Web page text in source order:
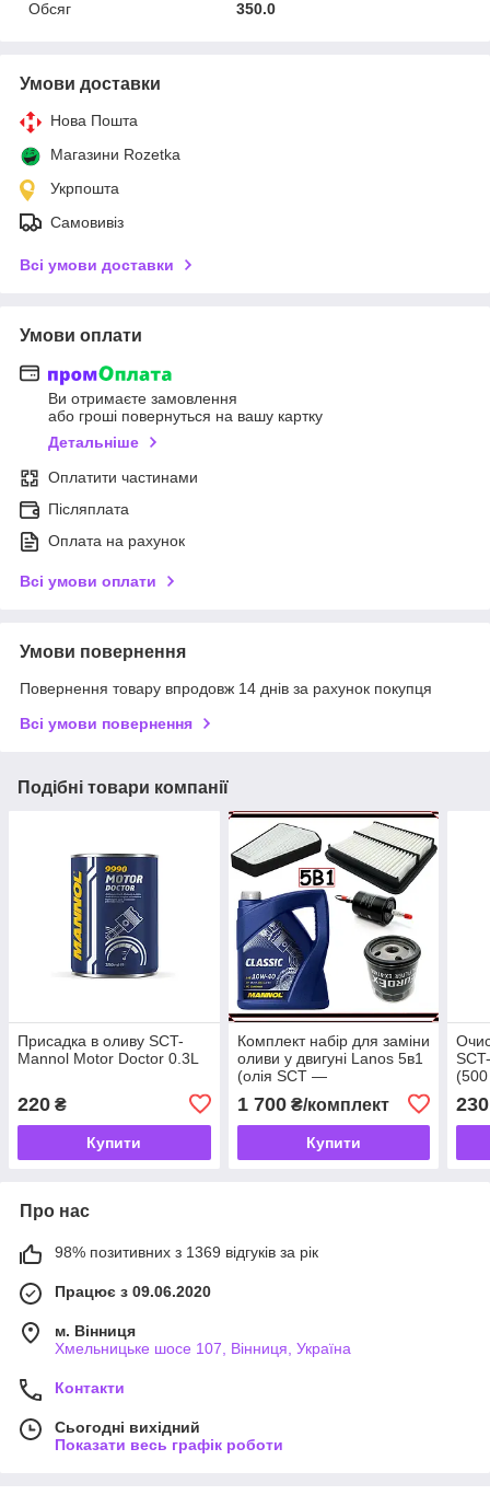
Обсяг
350.0
Умови доставки
Нова Пошта
Магазини Rozetka
Укрпошта
Самовивіз
Всі умови доставки
Умови оплати
Ви отримаєте замовлення
або гроші повернуться на вашу картку
Детальніше
Оплатити частинами
Післяплата
Оплата на рахунок
Всі умови оплати
Умови повернення
Повернення товару впродовж 14 днів за рахунок покупця
Всі умови повернення
Подібні товари компанії
Присадка в оливу SCT-
Mannol Motor Doctor 0.3L
220 ₴
Купити
Комплект набір для заміни
оливи у двигуні Lanos 5в1
(олія SCT —
MANNOL10W-40 5 л + 4
фільтри)
1 700₴/комплект
Купити
230
Про нас
98% позитивних з 1369 відгуків за рік
Працює з 09.06.2020
м. Вінниця
Хмельницьке шосе 107, Вінниця, Україна
Контакти
Сьогодні вихідний
Показати весь графік роботи